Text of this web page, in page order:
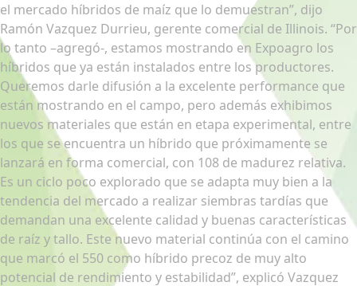
el mercado híbridos de maíz que lo demuestran”, dijo
Ramón Vazquez Durrieu, gerente comercial de Illinois. “Por
lo tanto –agregó-, estamos mostrando en Expoagro los
híbridos que ya están instalados entre los productores.
Queremos darle difusión a la excelente performance que
están mostrando en el campo, pero además exhibimos
nuevos materiales que están en etapa experimental, entre
los que se encuentra un híbrido que próximamente se
lanzará en forma comercial, con 108 de madurez relativa.
Es un ciclo poco explorado que se adapta muy bien a la
tendencia del mercado a realizar siembras tardías que
demandan una excelente calidad y buenas características
de raíz y tallo. Este nuevo material continúa con el camino
que marcó el 550 como híbrido precoz de muy alto
potencial de rendimiento y estabilidad”, explicó Vazquez